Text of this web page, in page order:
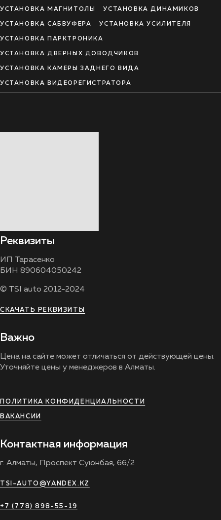
УСТАНОВКА МАГНИТОЛЫ УСТАНОВКА ДИНАМИКОВ
УСТАНОВКА САБВУФЕРА УСТАНОВКА УСИЛИТЕЛЯ
УСТАНОВКА ПАРКТРОНИКА
УСТАНОВКА ДВЕРНЫХ ДОВОДЧИКОВ
УСТАНОВКА КАМЕРЫ ЗАДНЕГО ВИДА
УСТАНОВКА ВИДЕОРЕГИСТРАТОРА
Реквизиты
ИП Тарасенко
БИН 890604050242
© TSI auto 2012-2024
СКАЧАТЬ РЕКВИЗИТЫ
Важно
Цена на сайте может отличаться от действующей цены.
Уточняйте цены у менеджеров в Алматы.
ПОЛИТИКА КОНФИДЕНЦИАЛЬНОСТИ
ВАКАНСИИ
Контактная информация
г. Алматы, Проспект Суюнбая, 66/2
TSI-AUTO@YANDEX.KZ
+7 (778) 898-55-19